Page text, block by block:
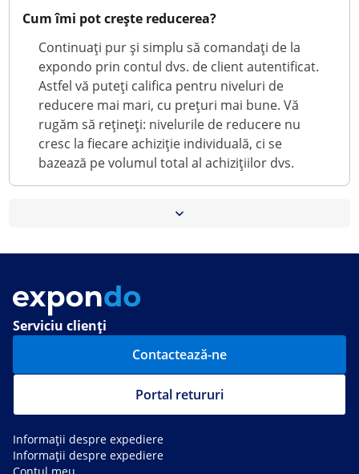
Cum îmi pot crește reducerea?
Continuați pur și simplu să comandați de la
expondo prin contul dvs. de client autentificat.
Astfel vă puteți califica pentru niveluri de
reducere mai mari, cu prețuri mai bune. Vă
rugăm să rețineți: nivelurile de reducere nu
cresc la fiecare achiziție individuală, ci se
bazează pe volumul total al achizițiilor dvs.
reducerea dvs. personală
progresul dvs. către nivelul următor
încât aveți întotdeauna o imagine clară asupra
economiilor realizate.
Serviciu clienți
Contactează-ne
Portal retururi
Informații despre expediere
Informații despre expediere